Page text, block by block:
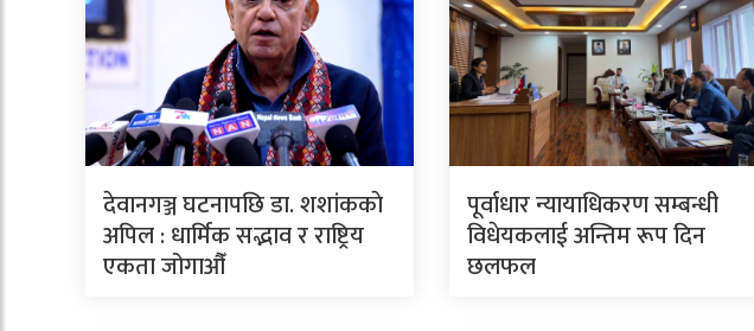
देवानगञ्ज घटनापछि डा. शशांककाे
अपिल : धार्मिक सद्भाव र राष्ट्रिय
एकता जोगाऔँ
पूर्वाधार न्यायाधिकरण सम्बन्धी
विधेयकलाई अन्तिम रूप दिन
छलफल